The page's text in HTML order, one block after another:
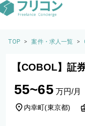
TOP > 案件・求人一覧 >
【COBOL】証
55~65 万円/月
内幸町(東京都)